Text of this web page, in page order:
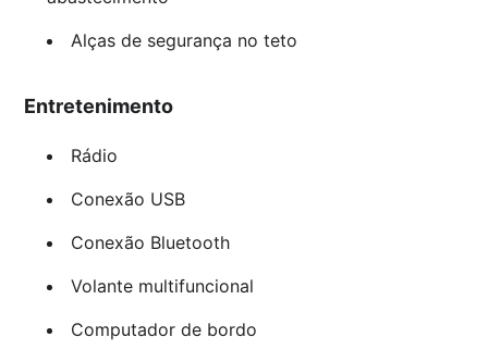
Alças de segurança no teto
Entretenimento
Rádio
Conexão USB
Conexão Bluetooth
Volante multifuncional
Computador de bordo